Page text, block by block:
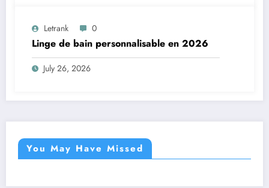
Letrank 0
Linge de bain personnalisable en 2026
July 26, 2026
You May Have Missed